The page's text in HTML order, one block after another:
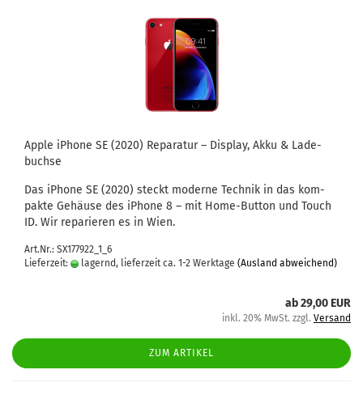
Apple iPho­ne SE (2020) Re­pa­ra­tur – Dis­play, Akku & La­de­
buch­se
Das iPho­ne SE (2020) steckt mo­der­ne Tech­nik in das kom­
pak­te Ge­häu­se des iPho­ne 8 – mit Home-​Button und Touch
ID. Wir re­pa­rie­ren es in Wien.
Art.Nr.: SX177922_1_6
Lieferzeit:
lagernd, lieferzeit ca. 1-2 Werktage (Ausland abweichend)
ab 29,00 EUR
inkl. 20% MwSt. zzgl. Versand
ZUM ARTIKEL